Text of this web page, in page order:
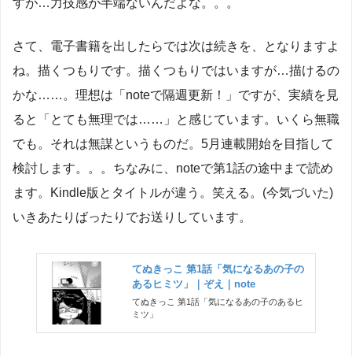
さて、電子書籍を出したらでは次は続きを、となりますよ
ね。描くつもりです。描くつもりではいますが…描けるの
かな……。理想は「noteで隔週更新！」ですが、実績を見
ると「とても無理では……」と感じています。いくら無職
でも。それは無謀というものだ。5月連載開始を目指して
検討します。。。ちなみに、noteで第1話の途中まで読め
ます。Kindle版とタイトルが違う。笑える。(今気づいた)
いきあたりばったりでお送りしています。
てぬきっこ 第1話「気になるあの子の
あるヒミツ」｜ぞえ｜note
てぬきっこ 第1話「気になるあの子のあるヒ
ミツ」